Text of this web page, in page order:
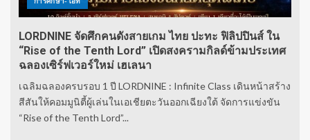
LORDNINE จัดศึกคนดังสายเกม ไทย ปะทะ ฟิลิปปินส์ ใน
“Rise of the Tenth Lord” เปิดสงครามกิลด์ข้ามประเทศ
ฉลองเซิร์ฟเวอร์ใหม่ เฮเลนา
เฉลิมฉลองครบรอบ 1 ปี LORDNINE : Infinite Class เดินหน้าสร้าง
สีสันให้คอมมูนิตี้ผู้เล่นในเอเชียตะวันออกเฉียงใต้ จัดการแข่งขัน
“Rise of the Tenth Lord”...